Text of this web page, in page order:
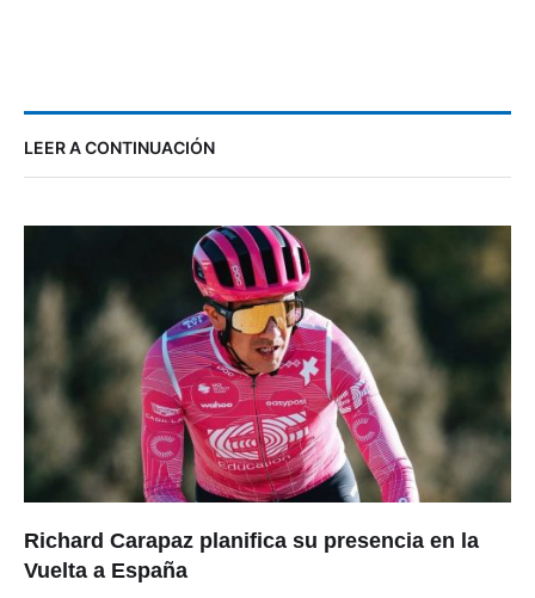
LEER A CONTINUACIÓN
Richard Carapaz planifica su presencia en la
Vuelta a España